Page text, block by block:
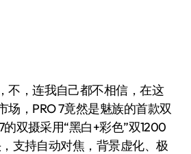
不，连我自己都不相信，在这
场，PRO 7竟然是魅族的首款双
双摄采用“黑白+彩色”双1200
支持自动对焦，背景虚化、极